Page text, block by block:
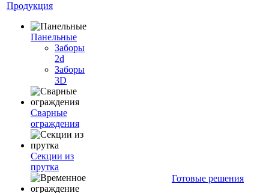
Продукция
Панельные
Заборы
2d
Заборы
3D
Сварные
ограждения
Секции из
прутка
Готовые решения